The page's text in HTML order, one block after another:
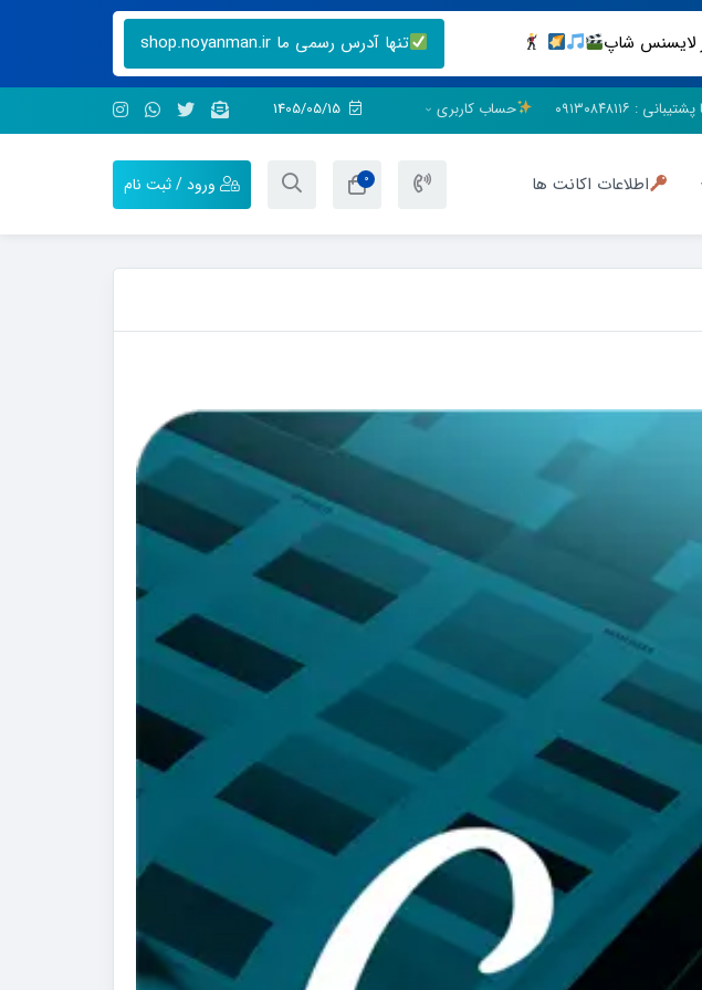
تنها آدرس رسمی ما shop.noyanman.ir
: ۰۹۱۳۰۸۴۸۱۱۶ حساب کاربری
اطلاعات اکانت ها ورود / ثبت نام 0